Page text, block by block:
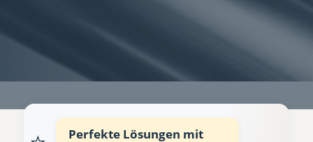
Perfekte Lösungen mit